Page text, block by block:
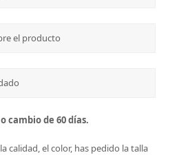
el producto
cambio de 60 días.
calidad, el color, has pedido la talla